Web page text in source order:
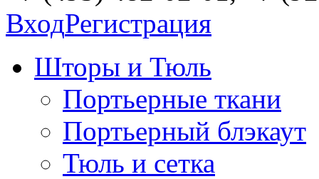
ВходРегистрация
Шторы и Тюль
Портьерные ткани
Портьерный блэкаут
Тюль и сетка